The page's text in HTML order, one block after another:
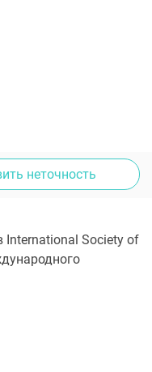
неточность
International Society of